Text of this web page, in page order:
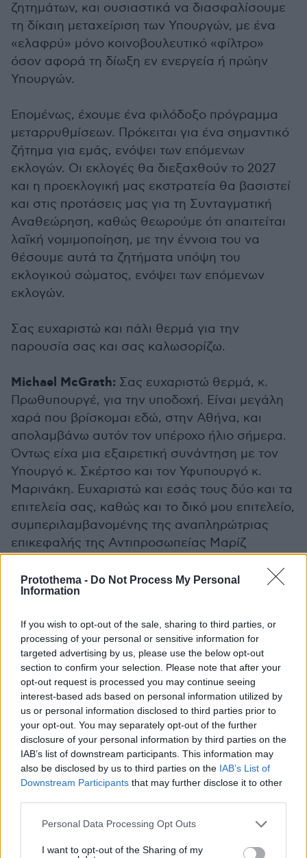
Protothema - Do Not Process My Personal
Information
If you wish to opt-out of the sale, sharing to third parties, or
processing of your personal or sensitive information for
targeted advertising by us, please use the below opt-out
section to confirm your selection. Please note that after your
opt-out request is processed you may continue seeing
interest-based ads based on personal information utilized by
us or personal information disclosed to third parties prior to
your opt-out. You may separately opt-out of the further
disclosure of your personal information by third parties on the
IAB’s list of downstream participants. This information may
also be disclosed by us to third parties on the IAB’s List of
Downstream Participants that may further disclose it to other
Please note that this website/app uses one or more Google
not limited to your visit or usage behaviour. You may click to
Personal Data Processing Opt Outs
I want to opt-out of the Sharing of my
ζητημάτων, και ουσιαστικά να διασφαλίσουμε
τη δίκαιη μεταχείριση των Υπουργών, με ένα
«ελαφρύ» μόνο κοινοβουλευτικό «φίλτρο»
όσον αφορά τη δίωξη εν ενεργεία ή πρώην
Υπουργών.
Επομένως, έχουμε ένα φιλόδοξο πρόγραμμα
μεταρρυθμίσεων. Πρόκειται για ένα σημαντικό
ζήτημα για εμάς, ενόψει των επόμενων
εκλογών. Οι εκλογές θα διεξαχθούν το 2027
και η προεκλογική μας εκστρατεία θα βασιστεί
και στις προτάσεις μας για τη Συνταγματική
Αναθεώρηση, καθώς θεωρούμε ότι απαιτείται
λαϊκή νομιμοποίηση, με την έννοια του να
θέσουμε αυτά τα ζητήματα υπόψη του
εκλογικού σώματος, ενόψει των επόμενων
εκλογών.
Σας ευχαριστώ και πάλι θερμά για την
παρουσία σας και σας καλωσορίζω.
Michael McGrath: Σας ευχαριστώ θερμά, κ.
Πρωθυπουργέ, για την υποδοχή. Είναι μεγάλη
χαρά που βρίσκομαι εδώ, στην Αθήνα, και
απολαμβάνω αυτόν τον υπέροχο ήλιο σήμερα.
Όντως είχα μια εξαιρετική συνάντηση με τον
Υπουργό κ. Σκέρτσο και τον Υφυπουργό κ.
Μαρινάκη. Ευχαριστώ και εσάς τους δύο και τα
επιτελεία σας, καθώς και το δικό μου επιτελείο,
συμπεριλαμβανομένης της αναπληρώτριας
επικεφαλής της Αντιπροσωπείας Μαρίζ
τη ΓΔ Δικαιοσύνης, που βοήθησαν να
συνεργαστούμε τόσο καλά με όλους τους
επίσκεψης.
Όπως γνωρίζετε, κ. Πρωθυπουργέ, έχω ένα
ιδιαίτερα ευρύ χαρτοφυλάκιο αρμοδιοτήτων
στην Επιτροπή, αλλά πιστεύω ότι είναι ένα
χαρτοφυλάκιο με σημαντικό αντίκτυπο, το
οποίο έχει αποκτήσει μεγαλύτερη προβολή τον
τελευταίο καιρό, με έμφαση στη δημοκρατία
και στην αναγνώριση των προκλήσεων και των
απειλών που αντιμετωπίζει η δημοκρατία εντός
υποστήριξη της Ελλάδας στην πρωτοβουλία
«Ευρωπαϊκή Ασπίδα Δημοκρατίας» και στις